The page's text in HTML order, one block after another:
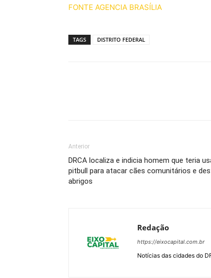
FONTE AGENCIA BRASÍLIA
TAGS DISTRITO FEDERAL
Anterior
DRCA localiza e indicia homem que teria
pitbull para atacar cães comunitários e
abrigos
Redação
https://eixocapital.com.br
Notícias das cidades do